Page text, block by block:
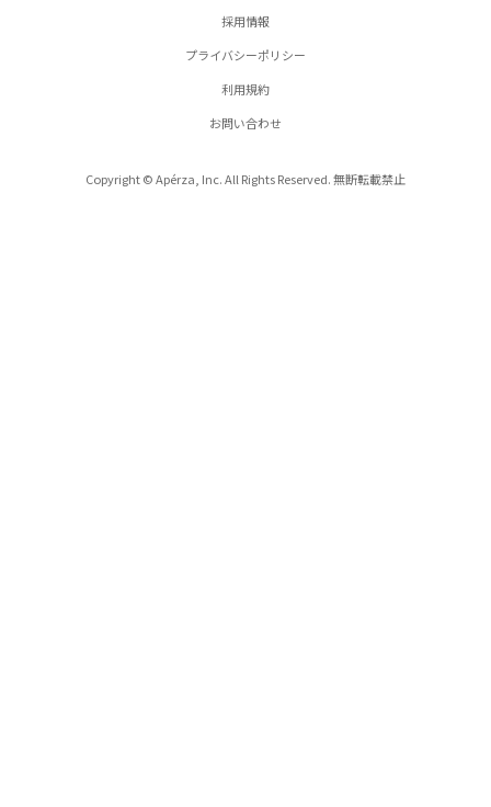
採用情報
プライバシーポリシー
利用規約
お問い合わせ
Copyright © Apérza, Inc. All Rights Reserved. 無断転載禁止